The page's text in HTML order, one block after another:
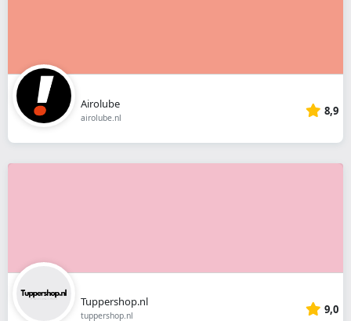
Airolube
airolube.nl 8,9
Tuppershop.nl
tuppershop.nl 9,0